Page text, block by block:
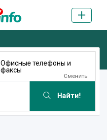
Офисные телефоны и
факсы
Сменить
Найти!